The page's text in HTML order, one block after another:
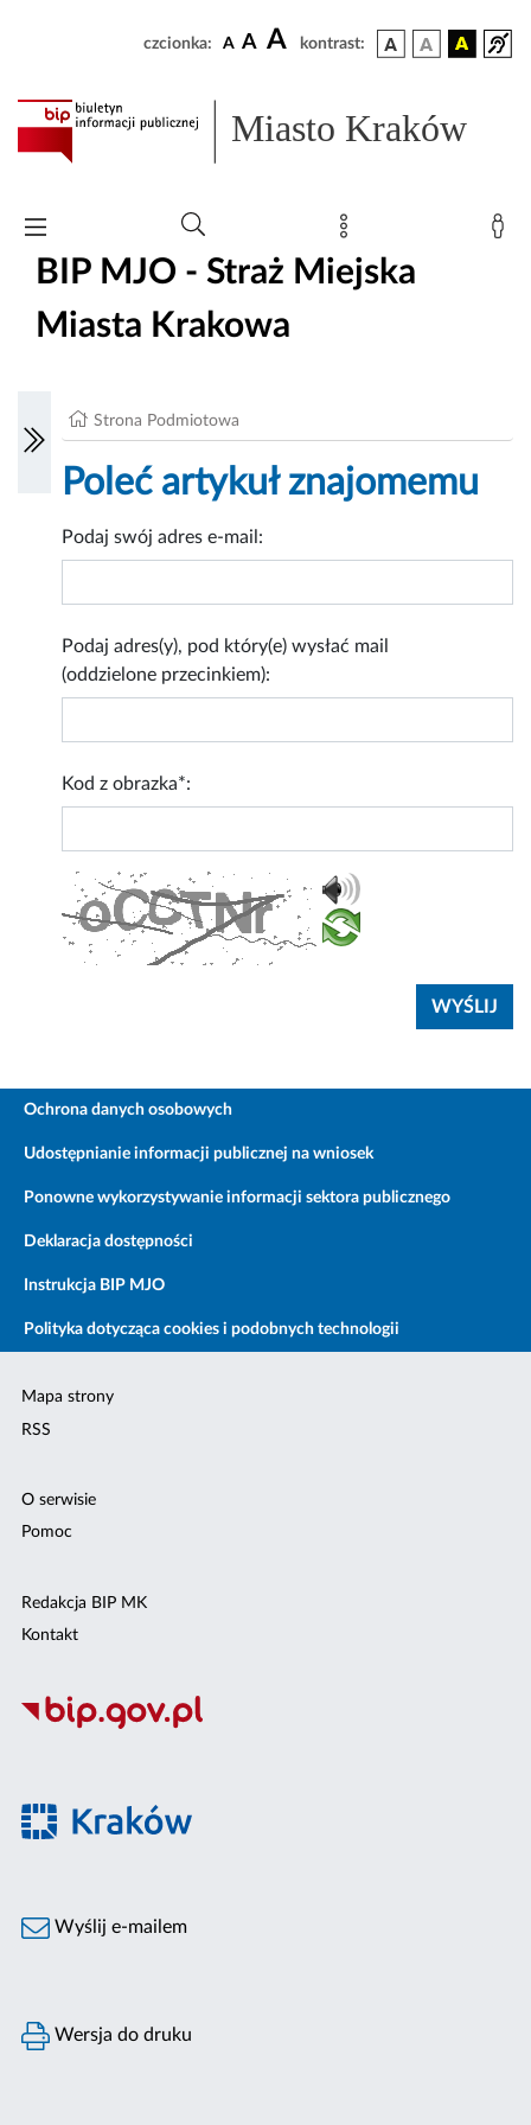
czcionka: A A A kontrast:
Miasto Kraków
BIP MJO - Straż Miejska
Miasta Krakowa
Strona Podmiotowa
Poleć artykuł znajomemu
Podaj swój adres e-mail:
Podaj adres(y), pod który(e) wysłać mail
(oddzielone przecinkiem):
Kod z obrazka*:
Ochrona danych osobowych
Udostępnianie informacji publicznej na wniosek
Ponowne wykorzystywanie informacji sektora publicznego
Deklaracja dostępności
Instrukcja BIP MJO
Polityka dotycząca cookies i podobnych technologii
Mapa strony
RSS
O serwisie
Pomoc
Redakcja BIP MK
Kontakt
Wyślij e-mailem
Wersja do druku